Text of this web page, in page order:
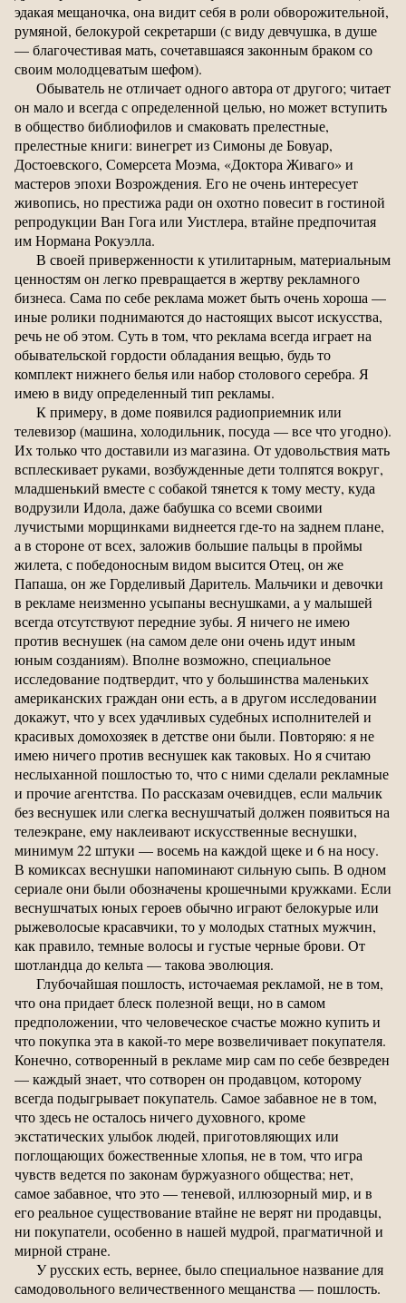
эдакая мещаночка, она видит себя в роли обворожительной,
румяной, белокурой секретарши (с виду девчушка, в душе
— благочестивая мать, сочетавшаяся законным браком со
своим молодцеватым шефом).
Обыватель не отличает одного автора от другого; читает
он мало и всегда с определенной целью, но может вступить
в общество библиофилов и смаковать прелестные,
прелестные книги: винегрет из Симоны де Бовуар,
Достоевского, Сомерсета Моэма, «Доктора Живаго» и
мастеров эпохи Возрождения. Его не очень интересует
живопись, но престижа ради он охотно повесит в гостиной
репродукции Ван Гога или Уистлера, втайне предпочитая
им Нормана Рокуэлла.
В своей приверженности к утилитарным, материальным
ценностям он легко превращается в жертву рекламного
бизнеса. Сама по себе реклама может быть очень хороша —
иные ролики поднимаются до настоящих высот искусства,
речь не об этом. Суть в том, что реклама всегда играет на
обывательской гордости обладания вещью, будь то
комплект нижнего белья или набор столового серебра. Я
имею в виду определенный тип рекламы.
К примеру, в доме появился радиоприемник или
телевизор (машина, холодильник, посуда — все что угодно).
Их только что доставили из магазина. От удовольствия мать
всплескивает руками, возбужденные дети толпятся вокруг,
младшенький вместе с собакой тянется к тому месту, куда
водрузили Идола, даже бабушка со всеми своими
лучистыми морщинками виднеется где-то на заднем плане,
а в стороне от всех, заложив большие пальцы в проймы
жилета, с победоносным видом высится Отец, он же
Папаша, он же Горделивый Даритель. Мальчики и девочки
в рекламе неизменно усыпаны веснушками, а у малышей
всегда отсутствуют передние зубы. Я ничего не имею
против веснушек (на самом деле они очень идут иным
юным созданиям). Вполне возможно, специальное
исследование подтвердит, что у большинства маленьких
американских граждан они есть, а в другом исследовании
докажут, что у всех удачливых судебных исполнителей и
красивых домохозяек в детстве они были. Повторяю: я не
имею ничего против веснушек как таковых. Но я считаю
неслыханной пошлостью то, что с ними сделали рекламные
и прочие агентства. По рассказам очевидцев, если мальчик
без веснушек или слегка веснушчатый должен появиться на
телеэкране, ему наклеивают искусственные веснушки,
минимум 22 штуки — восемь на каждой щеке и 6 на носу.
В комиксах веснушки напоминают сильную сыпь. В одном
сериале они были обозначены крошечными кружками. Если
веснушчатых юных героев обычно играют белокурые или
рыжеволосые красавчики, то у молодых статных мужчин,
как правило, темные волосы и густые черные брови. От
шотландца до кельта — такова эволюция.
Глубочайшая пошлость, источаемая рекламой, не в том,
что она придает блеск полезной вещи, но в самом
предположении, что человеческое счастье можно купить и
что покупка эта в какой-то мере возвеличивает покупателя.
Конечно, сотворенный в рекламе мир сам по себе безвреден
— каждый знает, что сотворен он продавцом, которому
всегда подыгрывает покупатель. Самое забавное не в том,
что здесь не осталось ничего духовного, кроме
экстатических улыбок людей, приготовляющих или
поглощающих божественные хлопья, не в том, что игра
чувств ведется по законам буржуазного общества; нет,
самое забавное, что это — теневой, иллюзорный мир, и в
его реальное существование втайне не верят ни продавцы,
ни покупатели, особенно в нашей мудрой, прагматичной и
мирной стране.
У русских есть, вернее, было специальное название для
самодовольного величественного мещанства — пошлость.